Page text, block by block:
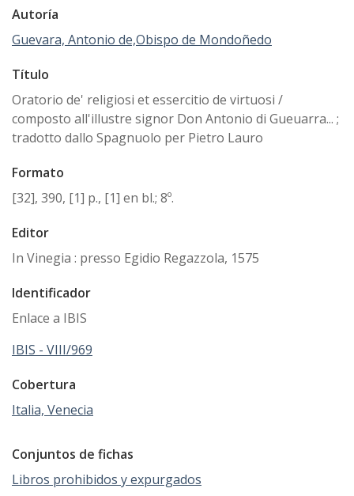
Autoría
Guevara, Antonio de,Obispo de Mondoñedo
Título
Oratorio de' religiosi et essercitio de virtuosi /
composto all'illustre signor Don Antonio di Gueuarra... ;
tradotto dallo Spagnuolo per Pietro Lauro
Formato
[32], 390, [1] p., [1] en bl.; 8º.
Editor
In Vinegia : presso Egidio Regazzola, 1575
Identificador
Enlace a IBIS
IBIS - VIII/969
Cobertura
Italia, Venecia
Conjuntos de fichas
Libros prohibidos y expurgados